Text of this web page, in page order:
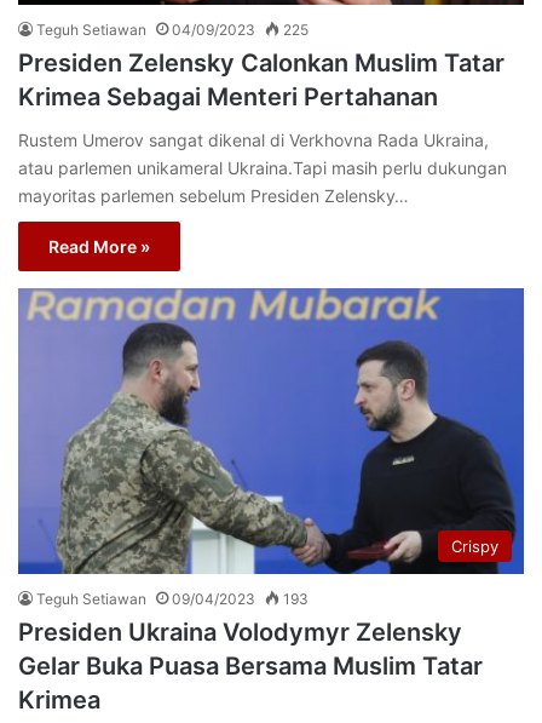
Teguh Setiawan 04/09/2023 225
Presiden Zelensky Calonkan Muslim Tatar
Krimea Sebagai Menteri Pertahanan
Rustem Umerov sangat dikenal di Verkhovna Rada Ukraina,
atau parlemen unikameral Ukraina.Tapi masih perlu dukungan
mayoritas parlemen sebelum Presiden Zelensky…
Read More »
Crispy
Teguh Setiawan 09/04/2023 193
Presiden Ukraina Volodymyr Zelensky
Gelar Buka Puasa Bersama Muslim Tatar
Krimea